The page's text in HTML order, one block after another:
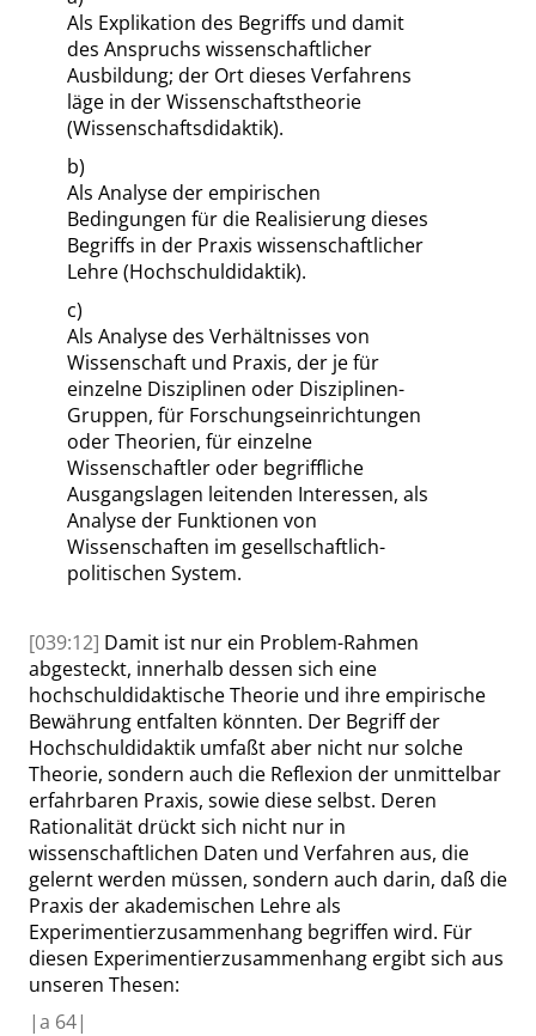
Als Explikation des Begriffs und damit
des Anspruchs wissenschaftlicher
Ausbildung; der Ort dieses Verfahrens
läge in der Wissenschaftstheorie
(Wissenschaftsdidaktik).
b)
Als Analyse der empirischen
Bedingungen für die Realisierung dieses
Begriffs in der Praxis wissenschaftlicher
Lehre (Hochschuldidaktik).
c)
Als Analyse des Verhältnisses von
Wissenschaft und Praxis, der je für
einzelne Disziplinen oder Disziplinen-
Gruppen, für Forschungseinrichtungen
oder Theorien, für einzelne
Wissenschaftler oder begriffliche
Ausgangslagen leitenden Interessen, als
Analyse der Funktionen von
Wissenschaften im gesellschaftlich-
politischen System.
[039:12] Damit ist nur ein Problem-Rahmen
abgesteckt, innerhalb dessen sich eine
hochschuldidaktische Theorie und ihre empirische
Bewährung entfalten könnten. Der Begriff der
Hochschuldidaktik umfaßt aber nicht nur solche
Theorie, sondern auch die Reflexion der unmittelbar
erfahrbaren Praxis, sowie diese selbst. Deren
Rationalität drückt sich nicht nur in
wissenschaftlichen Daten und Verfahren aus, die
gelernt werden müssen, sondern auch darin, daß die
Praxis der akademischen Lehre als
Experimentierzusammenhang begriffen wird. Für
diesen Experimentierzusammenhang ergibt sich aus
unseren Thesen:
|a 64|